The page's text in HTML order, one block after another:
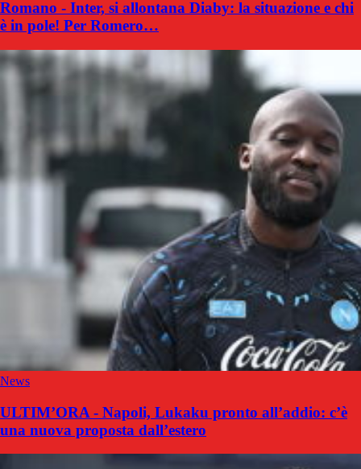
Romano - Inter, si allontana Diaby: la situazione e chi
è in pole! Per Romero…
News
ULTIM’ORA - Napoli, Lukaku pronto all’addio: c’è
una nuova proposta dall’estero